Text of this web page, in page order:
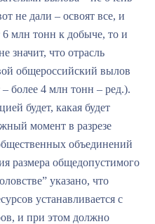
не дали – освоят все, и
6 млн тонн к добыче, то и
значит, что отрасль
общероссийский вылов
более 4 млн тонн – ред.).
будет, какая будет
момент в разрезе
объединений
размера общедопустимого
указано, что
устанавливается с
и при этом должно